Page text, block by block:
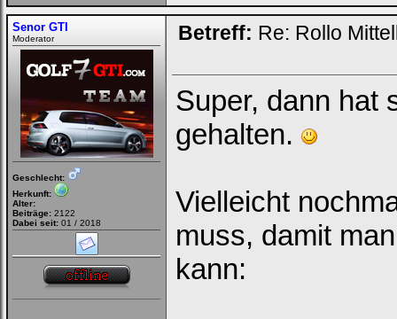
Senor GTI
Moderator
Geschlecht:
Herkunft:
Alter:
Beiträge: 2122
Dabei seit: 01 / 2018
Betreff: Re: Rollo
Super, dann hat
gehalten.
Vielleicht
muss, damit
kann: